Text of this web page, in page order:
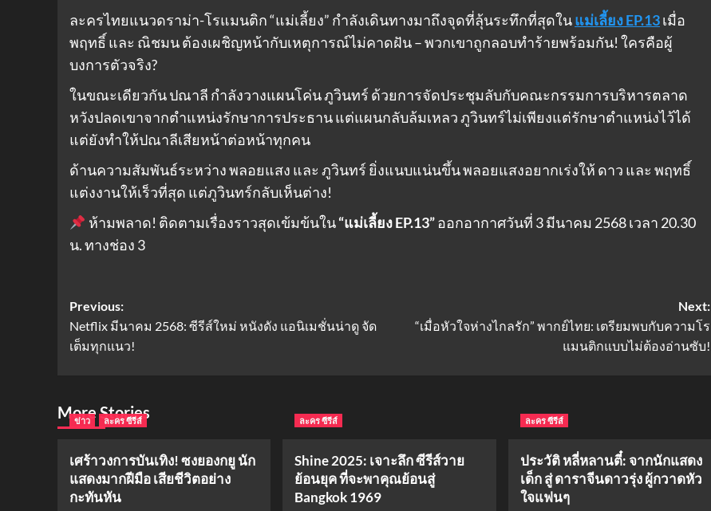
ละครไทยแนวดราม่า-โรแมนติก “แม่เลี้ยง” กำลังเดินทางมาถึงจุดที่ลุ้นระทึกที่สุดในแม่เลี้ยง EP.13เมื่อ
พฤทธิ์ และ ณิชมน ต้องเผชิญหน้ากับเหตุการณ์ไม่คาดฝัน – พวกเขาถูกลอบทำร้ายพร้อมกัน! ใครคือผู้
บงการตัวจริง?
ในขณะเดียวกัน ปณาลี กำลังวางแผนโค่น ภูวินทร์ ด้วยการจัดประชุมลับกับคณะกรรมการบริหารตลาด
หวังปลดเขาจากตำแหน่งรักษาการประธาน แต่แผนกลับล้มเหลว ภูวินทร์ไม่เพียงแต่รักษาตำแหน่งไว้ได้
แต่ยังทำให้ปณาลีเสียหน้าต่อหน้าทุกคน
ด้านความสัมพันธ์ระหว่าง พลอยแสง และ ภูวินทร์ ยิ่งแนบแน่นขึ้น พลอยแสงอยากเร่งให้ ดาว และ พฤทธิ์
แต่งงานให้เร็วที่สุด แต่ภูวินทร์กลับเห็นต่าง!
ห้ามพลาด! ติดตามเรื่องราวสุดเข้มข้นใน“แม่เลี้ยง EP.13”ออกอากาศวันที่ 3 มีนาคม 2568 เวลา 20.30
น. ทางช่อง 3
Post
navigation
Previous:
Netflix มีนาคม 2568: ซีรีส์ใหม่ หนังดัง แอนิเมชั่นน่าดู จัด
เต็มทุกแนว!
Next:
“เมื่อหัวใจห่างไกลรัก” พากย์ไทย: เตรียมพบกับความโร
แมนติกแบบไม่ต้องอ่านซับ!
More Stories
ข่าว ละคร ซีรีส์
เศร้าวงการบันเทิง! ซงยองกยู นัก
แสดงมากฝีมือ เสียชีวิตอย่าง
กะทันหัน
ละคร ซีรีส์
Shine 2025: เจาะลึก ซีรีส์วาย
ย้อนยุค ที่จะพาคุณย้อนสู่
Bangkok 1969
ละคร ซีรีส์
ประวัติ หลี่หลานตี๋: จากนักแสดง
เด็ก สู่ ดาราจีนดาวรุ่ง ผู้กวาดหัว
ใจแฟนๆ